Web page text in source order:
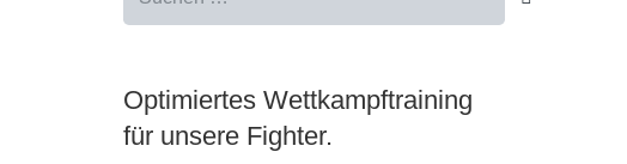
Optimiertes Wettkampftraining
für unsere Fighter.